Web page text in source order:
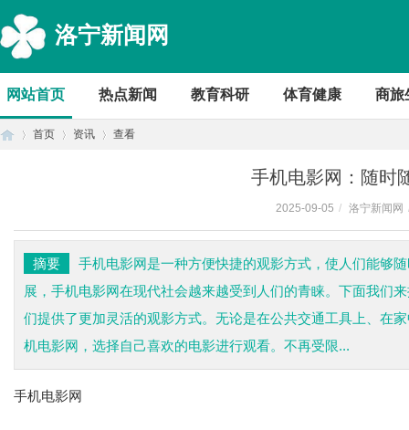
洛宁新闻网
网站首页 热点新闻 教育科研 体育健康 商旅
首页 资讯 查看
手机电影网：随时
2025-09-05 / 洛宁新闻网
摘要
手机电影网是一种方便快捷的观影方式，使人们能够
展，手机电影网在现代社会越来越受到人们的青睐。下面我们
们提供了更加灵活的观影方式。无论是在公共交通工具上、在
机电影网，选择自己喜欢的电影进行观看。不再受限...
手机电影网